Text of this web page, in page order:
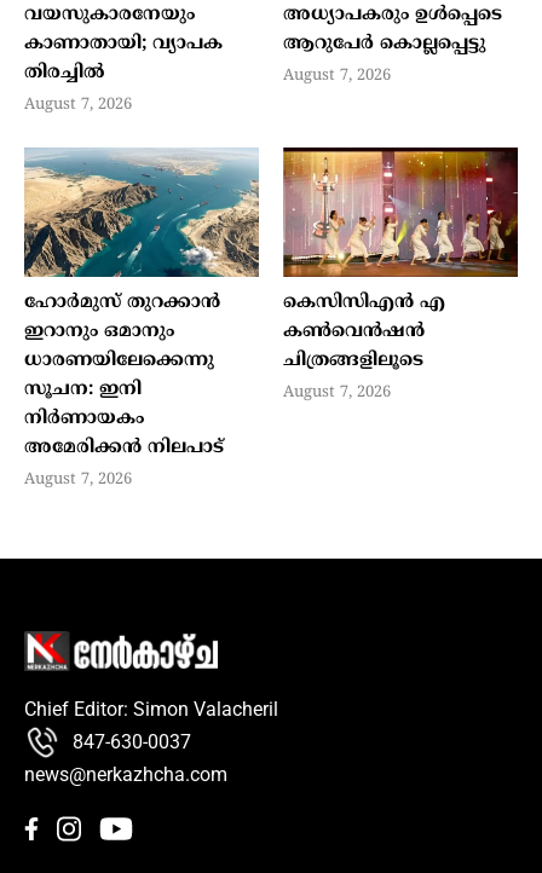
വയസുകാരനേയും
കാണാതായി; വ്യാപക
തിരച്ചില്‍
August 7, 2026
അധ്യാപകരും ഉള്‍പ്പെടെ
ആറുപേര്‍ കൊല്ലപ്പെട്ടു
August 7, 2026
ഹോര്‍മുസ് തുറക്കാന്‍
ഇറാനും ഒമാനും
ധാരണയിലേക്കെന്നു
സൂചന: ഇനി
നിര്‍ണായകം
അമേരിക്കന്‍ നിലപാട്
August 7, 2026
കെസിസിഎൻ എ
കൺവെൻഷൻ
ചിത്രങ്ങളിലൂടെ
August 7, 2026
Chief Editor: Simon Valacheril
847-630-0037
news@nerkazhcha.com